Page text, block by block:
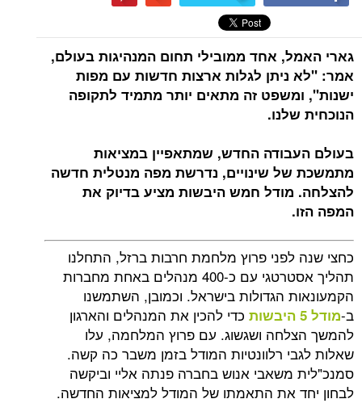
גארי האמל, אחד ממובילי תחום המנהיגות בעולם,
אמר: "לא ניתן לגלות ארצות חדשות עם מפות
ישנות", ומשפט זה מתאים יותר מתמיד לתקופה
הנוכחית שלנו.
בעולם העבודה החדש, שמתאפיין במציאות
מתמשכת של שינויים, נדרשת מפה מנטלית חדשה
להצלחה. מודל חמש היבשות מציע בדיוק את
המפה הזו.
כחצי שנה לפני פרוץ מלחמת חרבות ברזל, התחלנו
תהליך אסטרטגי עם כ-400 מנהלים באחת מחברות
הקמעונאות הגדולות בישראל. וכמובן, השתמשנו
ב-מודל 5 היבשות
כדי להכין את המנהלים והארגון
להמשך הצלחה ושגשוג. עם פרוץ המלחמה, עלו
שאלות לגבי רלוונטיות המודל בזמן משבר כה קשה.
סמנכ"לית משאבי אנוש בחברה פנתה אליי וביקשה
לבחון יחד את התאמתו של המודל למציאות החדשה.